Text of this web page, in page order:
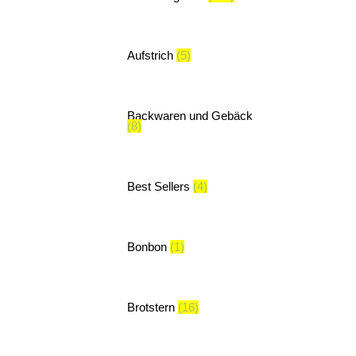
Aufstrich (5)
Backwaren und Gebäck
(8)
Best Sellers (4)
Bonbon (1)
Brotstern (16)